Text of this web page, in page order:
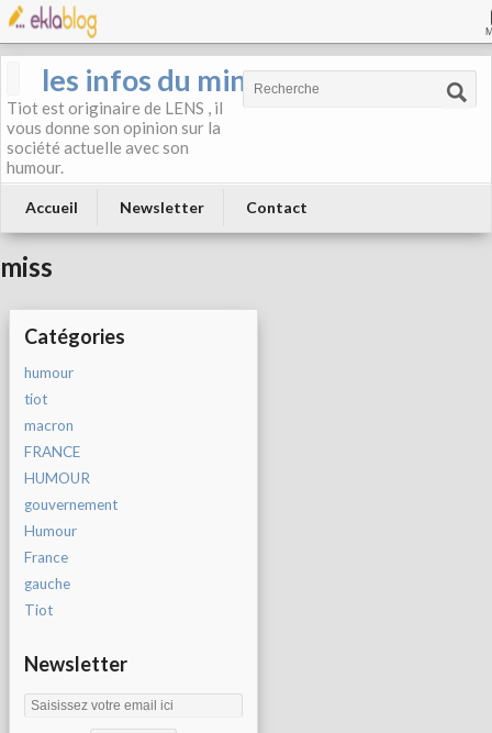
les infos du mineur
Tiot est originaire de LENS , il
vous donne son opinion sur la
société actuelle avec son
humour.
Accueil Newsletter Contact
miss
Catégories
humour
tiot
macron
FRANCE
HUMOUR
gouvernement
Humour
France
gauche
Tiot
Newsletter